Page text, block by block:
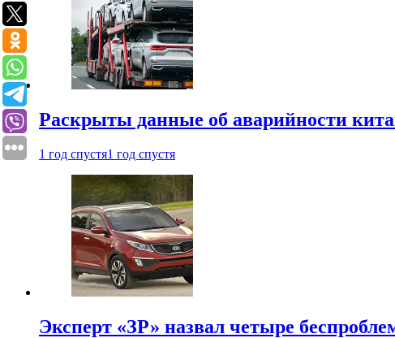
Раскрыты данные об аварийности
1 год спустя1 год спустя
Эксперт «ЗР» назвал четыре